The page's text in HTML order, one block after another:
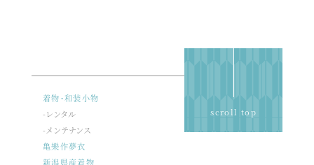
scroll top
着物・和装小物
-レンタル
-メンテナンス
亀樂作夢衣
新潟県産着物